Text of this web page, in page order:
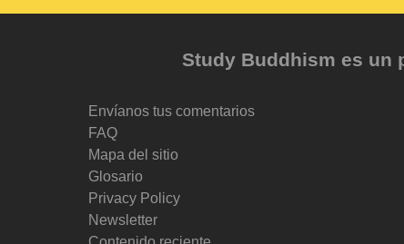
Study Buddhism es un
Envíanos tus comentarios
FAQ
Mapa del sitio
Glosario
Privacy Policy
Newsletter